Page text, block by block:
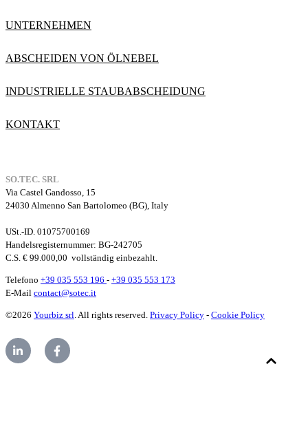
UNTERNEHMEN
ABSCHEIDEN VON ÖLNEBEL
INDUSTRIELLE STAUBABSCHEIDUNG
KONTAKT
SO.TEC. SRL
Via Castel Gandosso, 15
24030 Almenno San Bartolomeo (BG), Italy
USt.-ID. 01075700169
Handelsregisternummer: BG-242705
C.S. € 99.000,00 vollständig einbezahlt.
Telefono +39 035 553 196 - +39 035 553 173
E-Mail contact@sotec.it
©2026 Yourbiz srl. All rights reserved. Privacy Policy - Cookie Policy